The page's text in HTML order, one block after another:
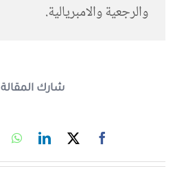
والرجعية والامبريالية.
شارك المقالة